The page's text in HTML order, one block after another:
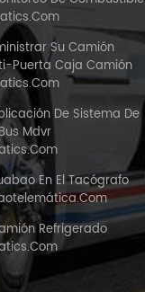
Su Camión
Puerta Caja Camión
De Sistema De
Mdvr
En El Tacógrafo
Refrigerado